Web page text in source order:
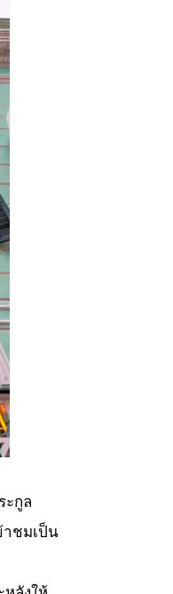
ะกูล
าชมเป็น